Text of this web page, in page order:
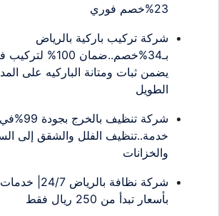
شركة تركيب باركية بالرياض
بـ34%خصم..ضمان 100% لتركيب فريد
يضمن ثبات ومتانة الباركيه على المدى
شركة تنظيف بالخرج بجودة 99%في كل
خدمة..تنظيف الفلل والشقق إلى السجاد
والخزانات
شركة نظافة بالرياض 24/7| خدمات متكاملة
بأسعار تبدأ من 250 ريال فقط